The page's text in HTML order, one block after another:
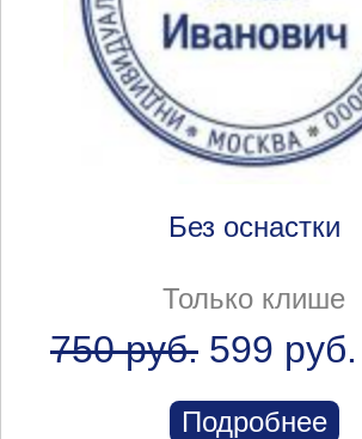
Без оснастки
Только клише
750 руб. 599 руб.
Подробнее